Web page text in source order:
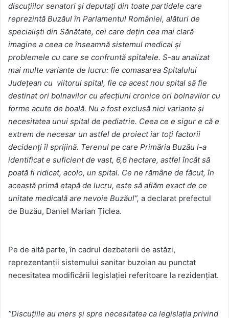
discuțiilor senatori și deputați din toate partidele care
reprezintă Buzăul în Parlamentul României, alături de
specialiști din Sănătate, cei care dețin cea mai clară
imagine a ceea ce înseamnă sistemul medical și
problemele cu care se confruntă spitalele. S-au analizat
mai multe variante de lucru: fie comasarea Spitalului
Județean cu viitorul spital, fie ca acest nou spital să fie
destinat ori bolnavilor cu afecțiuni cronice ori bolnavilor cu
forme acute de boală. Nu a fost exclusă nici varianta și
necesitatea unui spital de pediatrie. Ceea ce e sigur e că e
extrem de necesar un astfel de proiect iar toți factorii
decidenți îl sprijină. Terenul pe care Primăria Buzău l-a
identificat e suficient de vast, 6,6 hectare, astfel încât să
poată fi ridicat, acolo, un spital. Ce ne rămâne de făcut, în
această primă etapă de lucru, este să aflăm exact de ce
unitate medicală are nevoie Buzăul”, a declarat prefectul
de Buzău, Daniel Marian Țiclea.
Pe de altă parte, în cadrul dezbaterii de astăzi,
reprezentanții sistemului sanitar buzoian au punctat
necesitatea modificării legislației referitoare la rezidențiat.
”Discuțiile au mers și spre necesitatea ca legislația privind